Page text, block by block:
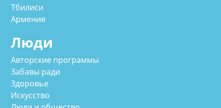
Тбилиси
Армения
Люди
Авторские программы
Забавы ради
Здоровье
Искусство